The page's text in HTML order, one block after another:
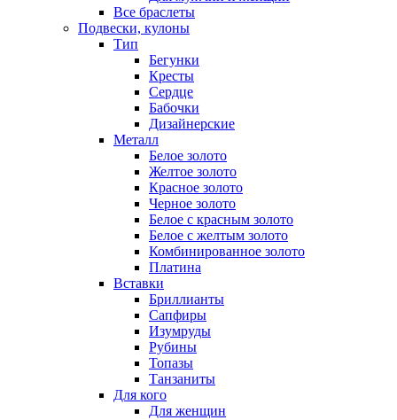
Все браслеты
Подвески, кулоны
Тип
Бегунки
Кресты
Сердце
Бабочки
Дизайнерские
Металл
Белое золото
Желтое золото
Красное золото
Черное золото
Белое с красным золото
Белое с желтым золото
Комбинированное золото
Платина
Вставки
Бриллианты
Сапфиры
Изумруды
Рубины
Топазы
Танзаниты
Для кого
Для женщин